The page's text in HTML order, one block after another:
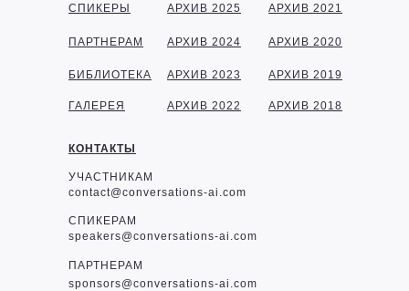
КОНТАКТЫ
СПИКЕРЫ
ПАРТНЕРАМ
БИБЛИОТЕКА
УЧАСТНИКАМ
contact@conversations-ai.com
СПИКЕРАМ
speakers@conversations-ai.com
ПАРТНЕРАМ
sponsors@conversations-ai.com
ГАЛЕРЕЯ
АРХИВ 2025
АРХИВ 2024
АРХИВ 2023
АРХИВ 2022
АРХИВ 2021
АРХИВ 2020
АРХИВ 2019
АРХИВ 2018